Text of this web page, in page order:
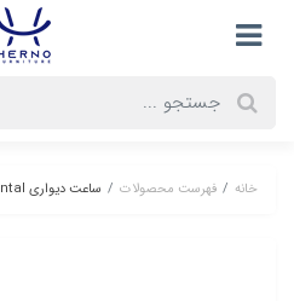
خانه فهرست محصولات ساعت دیواری continental (اکسسوری هرنو)